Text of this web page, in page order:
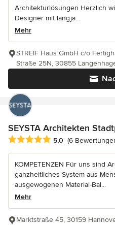
Architekturlösungen Herzlich
Designer mit langjä...
Mehr
STREIF Haus GmbH c/o
Straße 25N, 30855
SEYSTA Architekten
Durchschnittliche Bewertung:
5,0 (6
KOMPETENZEN Für uns sind
ganzheitliches System aus
ausgewogenen Material-Bal...
Mehr
Marktstraße 45, 30159